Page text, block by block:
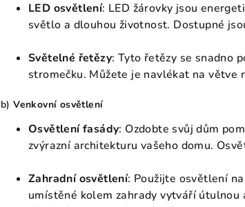
LED osvětlení: LED žárovky jsou
světlo a dlouhou životnost. Dostupné
Světelné řetězy: Tyto řetězy se snadno
stromečku. Můžete je navlékat na větve
b)Venkovní osvětlení
Osvětlení fasády: Ozdobte svůj dům
zvýrazní architekturu vašeho domu.
Zahradní osvětlení: Použijte osvětlení
umístěné kolem zahrady vytváří